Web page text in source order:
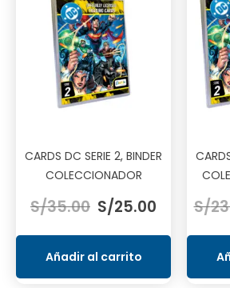
CARDS DC SERIE 2, BINDER
COLECCIONADOR
S/35.00 precio
original
era:
S/35.00.
S/25.00 precio
actual
S/25.00.
Añadir al carrito
S/